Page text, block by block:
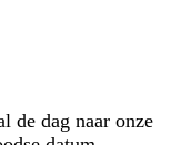
de dag naar onze